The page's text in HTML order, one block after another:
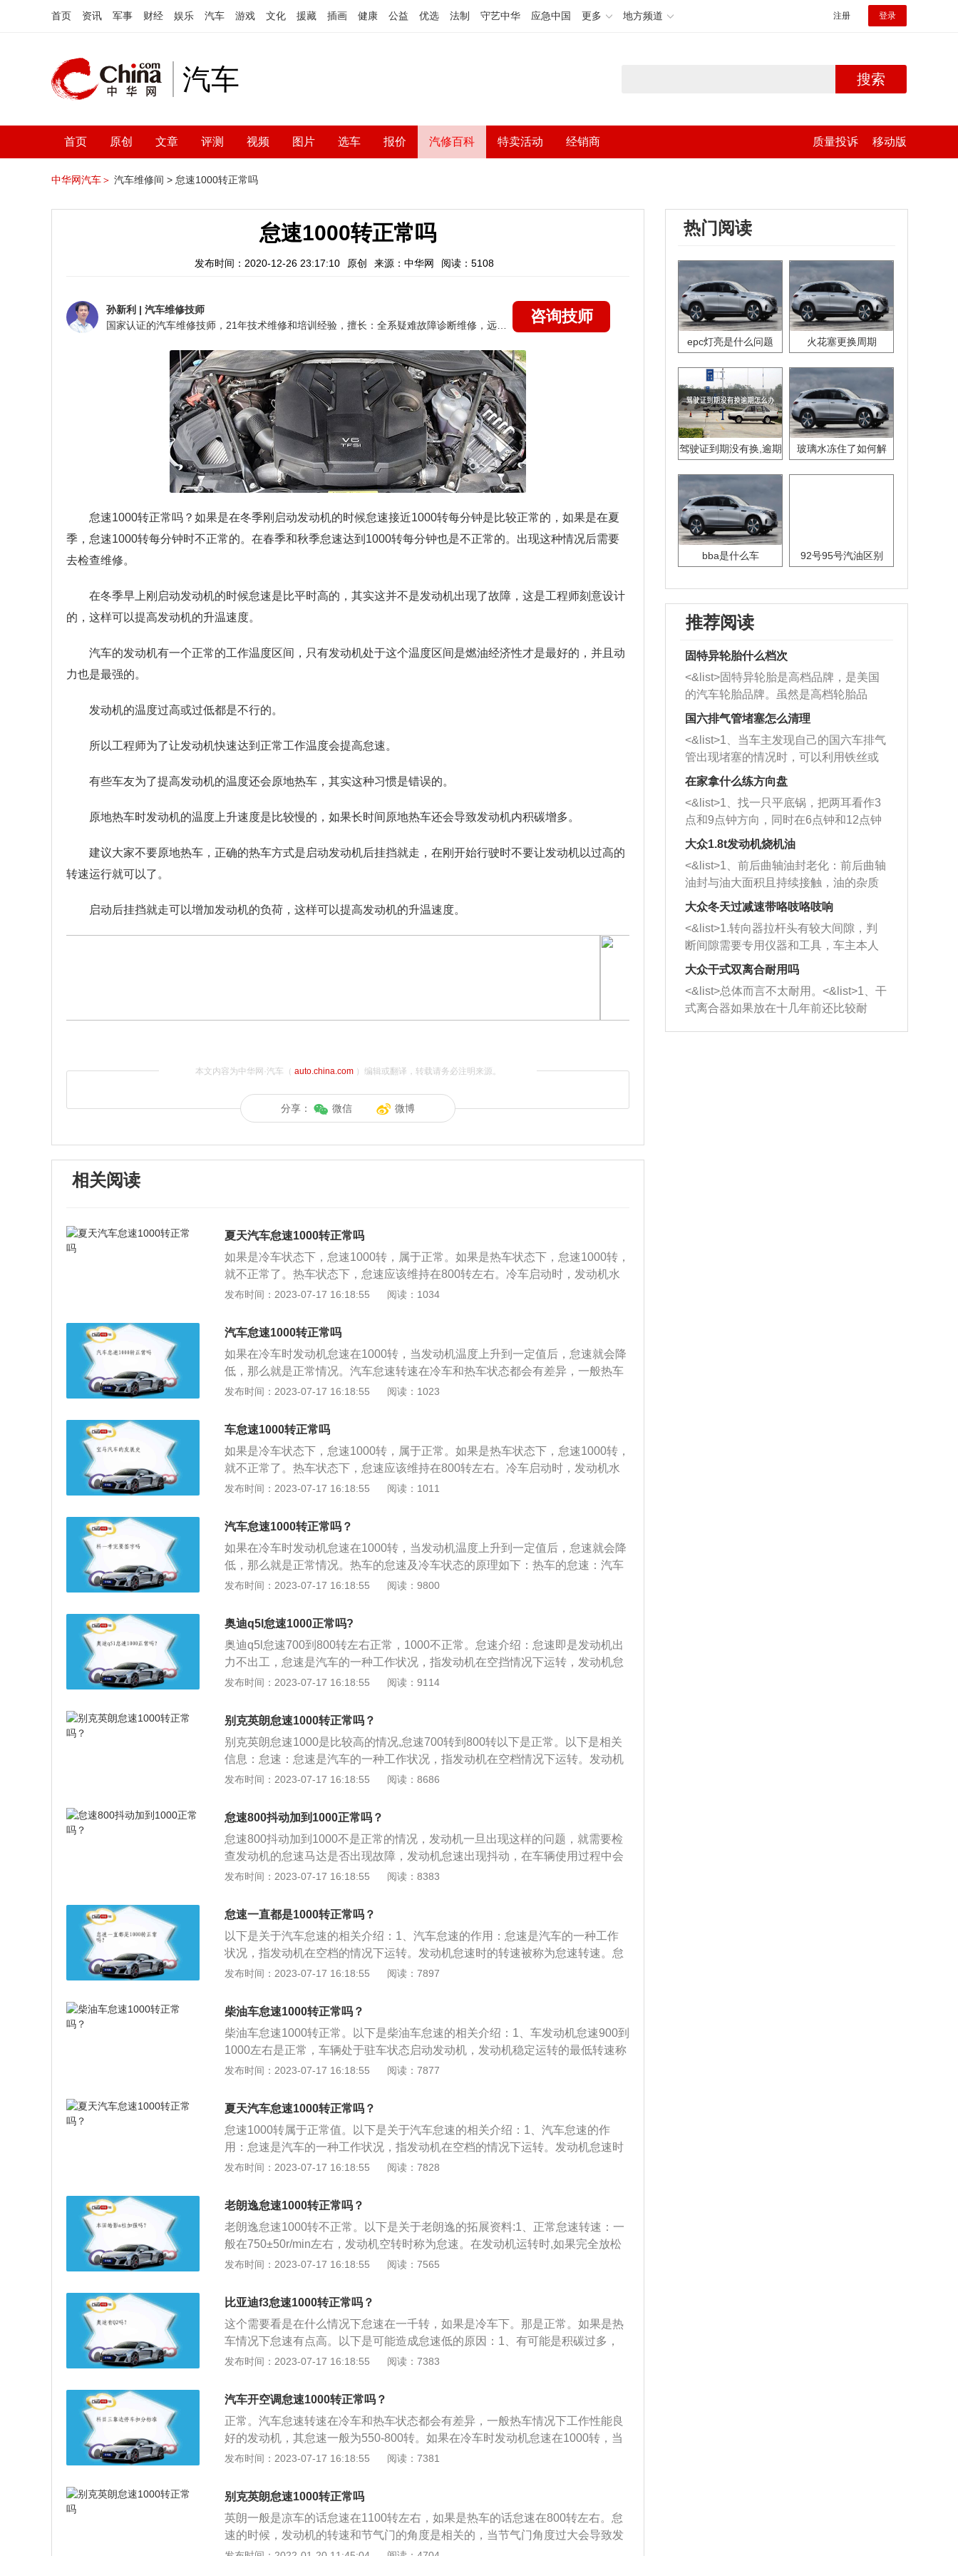
首页 资讯 军事 财经 娱乐 汽车 游戏 文化 援藏 插画 健康 公益 优选 法制 守艺中华 应急中国 更多 地方频道 注册 登录
汽车 搜索
首页 原创 文章 评测 视频 图片 选车 报价 汽修百科 特卖活动 经销商 质量投诉 移动版
中华网汽车＞ 汽车维修间 > 怠速1000转正常吗
怠速1000转正常吗
发布时间：2020-12-26 23:17:10 原创 来源：中华网 阅读：5108
孙新利 | 汽车维修技师
咨询技师
怠速1000转正常吗？ 如果是在冬季刚启动发动机的时候怠速接近1000转每分钟是比较正常的，如果是在夏
季，怠速1000转每分钟时不正常的。在春季和秋季怠速达到1000转每分钟也是不正常的。出现这种情况后需要
去检查维修。
在冬季早上刚启动发动机的时候怠速是比平时高的，其实这并不是发动机出现了故障，这是工程师刻意设计
的，这样可以提高发动机的升温速度。
汽车的发动机有一个正常的工作温度区间，只有发动机处于这个温度区间是燃油经济性才是最好的，并且动
力也是最强的。
发动机的温度过高或过低都是不行的。
所以工程师为了让发动机快速达到正常工作温度会提高怠速。
有些车友为了提高发动机的温度还会原地热车，其实这种习惯是错误的。
原地热车时发动机的温度上升速度是比较慢的，如果长时间原地热车还会导致发动机内积碳增多。
建议大家不要原地热车，正确的热车方式是启动发动机后挂挡就走，在刚开始行驶时不要让发动机以过高的
转速运行就可以了。
启动后挂挡就走可以增加发动机的负荷，这样可以提高发动机的升温速度。
本文内容为中华网·汽车（ auto.china.com）编辑或翻译，转载请务必注明来源。
分享： 微信 微博
相关阅读
夏天汽车怠速1000转正常吗
如果是冷车状态下，怠速1000转，属于正常。如果是热车状态下，怠速1000转，
就不正常了。热车状态下，怠速应该维持在800转左右。冷车启动时，发动机水
温达不到正常温度，行车电脑调节供给的混合气浓，加上机油偏少，达不到润滑
发动机的水温，让发动机快速进入适合的温度。所以会有转速高，声音大，或者
工作不稳定，尾气味道大等现象，这都属于正常现象。随着发动机温度逐步升
高，水温逐渐到达正常值，发动机才会慢慢达到正常的工作状态。如果热车状态
下，怠速依然高于1000转，那就是有问题了。最常见的是水温传感器有问题，再
一个就是节气门脏了或是节气门有积碳造成的。这种情况下需要清洗节气门。建
用走冤枉路。
发布时间：2023-07-17 16:18:55 阅读：1034
汽车怠速1000转正常吗
如果在冷车时发动机怠速在1000转，当发动机温度上升到一定值后，怠速就会降
低，那么就是正常情况。汽车怠速转速在冷车和热车状态都会有差异，一般热车
情况下工作性能良好的发动机，其怠速一般为550-800转。由于冷车状态下，汽
会自动多喷油，通过比正常怠速燃烧更多的燃油来快速提升发动机的水温，让发
动机快速进入适合的温度。主要表现为冷车时发动机怠速会比较高，一般在950-
1300转，当发动机温度上升到一定值后，怠速就会降低到正常值。注：汽车的怠
速是指一种工作状况。发动机空转时称为怠速，即汽车档位为空挡。发动机怠速
时的转速被称为怠速转速。怠速转速可以通过调整风门大小等来调整其高低。怠
动机就处于怠速状态。调整怠速时转速不能突高突低，否则会对发动机造成早期
磨损，最好到汽车维修部门进行调整
发布时间：2023-07-17 16:18:55 阅读：1023
车怠速1000转正常吗
如果是冷车状态下，怠速1000转，属于正常。如果是热车状态下，怠速1000转，
就不正常了。热车状态下，怠速应该维持在800转左右。冷车启动时，发动机水
温达不到正常温度，行车电脑调节供给的混合气浓，加上机油偏少，达不到润滑
发动机的水温，让发动机快速进入适合的温度。所以会有转速高声音大或者工作
不稳定，尾气味道大等现象，这都属于正常现象。随着发动机温度逐步升高，水
温逐渐到达正常值，发动机才会慢慢达到正常的工作状态。发动机空转时称为怠
速，在发动机运转时完全放松油门踏板，这时发动机就处于怠速状态。调整怠速
时转速不能突高突低，否则会对发动机造成早期磨损。如果热车状态下，怠速依
气门脏了或是节气门有积碳造成的。这种情况下需要清洗节气门。建议去4S店或
是专业的汽修厂，让技师进行检查，确定问题了再对症修复。
发布时间：2023-07-17 16:18:55 阅读：1011
汽车怠速1000转正常吗？
如果在冷车时发动机怠速在1000转，当发动机温度上升到一定值后，怠速就会降
低，那么就是正常情况。热车的怠速及冷车状态的原理如下：热车的怠速：汽车
怠速转速在冷车和热车状态都会有差异，一般热车情况下工作性能良好的发动
需要让发动机尽快进入正常的工作环境，所以冷车启动时，发动机电脑会自动多
喷油，通过比正常怠速燃烧更多的燃油来快速提升发动机的水温，让发动机快速
进入适合的温度。主要表现为冷车时发动机怠速会比较高，一般在950-1300转，
当发动机温度上升到一定值后，怠速就会降低到正常值。
发布时间：2023-07-17 16:18:55 阅读：9800
奥迪q5l怠速1000正常吗?
奥迪q5l怠速700到800转左右正常，1000不正常。怠速介绍：怠速即是发动机出
力不出工，怠速是汽车的一种工作状况，指发动机在空挡情况下运转，发动机怠
速时的转速被称为怠速转速，怠速转速可以通过调整风门大小等来调整其高低。
速称为驻车怠速，发动机由冷车怠速状态向发动机达到正常工作温度的怠速状态
转变的过程称为暖车或热车。行车怠速，汽车挂挡过程中，不踩油门踏板或行驶
中把油门踏板松开，保持节气门的最小开度，此时发动机转速和驻车怠速一致的
状态，称其为行车怠速。
发布时间：2023-07-17 16:18:55 阅读：9114
别克英朗怠速1000转正常吗？
别克英朗怠速1000是比较高的情况,怠速700转到800转以下是正常。以下是相关
信息：怠速：怠速是汽车的一种工作状况，指发动机在空档情况下运转。发动机
怠速时的转速被称为怠速转速。怠速转速可以通过调整风门大小等来调整其高
美技术推出的最新高端中级车。英朗是上汽通用汽车公司推出的精品中级车。
发布时间：2023-07-17 16:18:55 阅读：8686
怠速800抖动加到1000正常吗？
怠速800抖动加到1000不是正常的情况，发动机一旦出现这样的问题，就需要检
查发动机的怠速马达是否出现故障，发动机怠速出现抖动，在车辆使用过程中会
导致油耗增加，车辆加速不顺畅，发动机内部存在积碳。以下是对其的扩展介
内部积碳增多，车辆在行驶的时候动力有所减弱，车辆正常怠速运转时间是3-5分
钟，如果超出这个时间，就需要将车辆关闭。
发布时间：2023-07-17 16:18:55 阅读：8383
怠速一直都是1000转正常吗？
以下是关于汽车怠速的相关介绍：1、汽车怠速的作用：怠速是汽车的一种工作
状况，指发动机在空档的情况下运转。发动机怠速时的转速被称为怠速转速。怠
速转速可以通过调整风门大小等来调整其高低。怠速即是发动机“出力不出工”。
速不稳的原因：直接原因，指机械零件脏污、磨损、安装不正确等，导致汽缸功
率的变化，从而造成各汽缸功率不平衡，致使发动机出现怠速不稳；间接原因，
指发动机电控系统不正常，导致混合气燃烧不良，造成各汽缸功率难以平衡，使
发动机出现怠速不稳。
发布时间：2023-07-17 16:18:55 阅读：7897
柴油车怠速1000转正常吗？
柴油车怠速1000转正常。以下是柴油车怠速的相关介绍：1、车发动机怠速900到
1000左右是正常，车辆处于驻车状态启动发动机，发动机稳定运转的最低转速称
为驻车怠速（发动机由冷车怠速状态向发动机达到正常工作温度的怠速状态转变
供油量等来调整其高低。一般来讲，怠速转速以发动机在怠速范围内不抖动且加
速性能良好时的最低转速为最佳。
发布时间：2023-07-17 16:18:55 阅读：7877
夏天汽车怠速1000转正常吗？
怠速1000转属于正常值。以下是关于汽车怠速的相关介绍：1、汽车怠速的作
用：怠速是汽车的一种工作状况，指发动机在空档的情况下运转。发动机怠速时
的转速被称为怠速转速。怠速转速可以通过调整风门大小等来调整其高低。怠速
机就处于怠速状态。2、怠速不稳的原因：直接原因，指机械零件脏污、磨损、
安装不正确等，导致汽缸功率的变化，从而造成各汽缸功率不平衡，致使发动机
出现怠速不稳；间接原因，指发动机电控系统不正常，导致混合气燃烧不良，造
成各汽缸功率难以平衡，使发动机出现怠速不稳。
发布时间：2023-07-17 16:18:55 阅读：7828
老朗逸怠速1000转正常吗？
老朗逸怠速1000转不正常。以下是关于老朗逸的拓展资料:1、正常怠速转速：一
般在750±50r/min左右，发动机空转时称为怠速。在发动机运转时,如果完全放松
油门踏板,这时发动机就处于怠速状态；发动机怠速时的转速被称为怠速转速；怠
汽大众集团2018年4月发布的的一款搭载1.2T/1.4T/1.5L三款发动机，5速手动、6
速手自一体和7速双离合变速箱的4门5座、前置前驱的三厢紧凑型汽车。朗逸Plu
s的车头造型酷似Arteon，横向的格栅与大灯连为一体，格栅上方还有贯穿式的镀
铬条，前大灯造型更加精致，高配车型会采用LED近光和远光灯，辅以LED光带
式日间行车灯。
发布时间：2023-07-17 16:18:55 阅读：7565
比亚迪f3怠速1000转正常吗？
这个需要看是在什么情况下怠速在一千转，如果是冷车下。那是正常。如果是热
车情况下怠速有点高。以下是可能造成怠速低的原因：1、有可能是积碳过多，
清洗一下怠速马达和节气门。2、进气系统有真空泄漏；燃油压力过低造成雾化
碳过多。3、只有因为混合气过浓造成。分析原因可能是发动机混合气过浓导致
燃烧不充分。可能因为节气门或喷油嘴脏污导致的关闭不严造成；还有可能是空
气滤清器过脏造成真空度过高从而造成油多气少的现象、火花塞工作不良、高压
点火系统有火弱的故障等。
发布时间：2023-07-17 16:18:55 阅读：7383
汽车开空调怠速1000转正常吗？
正常。汽车怠速转速在冷车和热车状态都会有差异，一般热车情况下工作性能良
好的发动机，其怠速一般为550-800转。如果在冷车时发动机怠速在1000转，当
发动机温度上升到一定值后，怠速就会降低，那么就是正常情况。关于怠速的相
运转。发动机怠速时的转速被称为怠速转速。怠速转速可以通过调整风门大小等
来调整其高低。怠速即是发动机“出力不出工”。2、行车怠速：汽车挂档过程中，
不踩油门踏板或行驶中把油门踏板松开，保持节气门的最小开度，此时发动机转
速和驻车怠速一致的状态，称其为行车怠速。
发布时间：2023-07-17 16:18:55 阅读：7381
别克英朗怠速1000转正常吗
英朗一般是凉车的话怠速在1100转左右，如果是热车的话怠速在800转左右。怠
速的时候，发动机的转速和节气门的角度是相关的，当节气门角度过大会导致发
动机转速过快，角度过小会导致发动机抖动，甚至熄火。汽车的正常怠速是指车
热门阅读
epc灯亮是什么问题 火花塞更换周期
驾驶证到期没有换,逾期
玻璃水冻住了如何解
bba是什么车 92号95号汽油区别
推荐阅读
固特异轮胎什么档次
<&list>固特异轮胎是高档品牌，是美国
的汽车轮胎品牌。虽然是高档轮胎品
牌，但是中高低端的轮胎都有生产，这
也是为了更好的开拓市场。
国六排气管堵塞怎么清理
<&list>1、当车主发现自己的国六车排气
管出现堵塞的情况时，可以利用铁丝或
者是细棍，直接将杂物给取出来，如果
堵塞情况比较严重，也可以采取应急措
施。 <&list>2、直接利用木棍将所有的
杂物推到排气管里面的位置处，然后将
三元催化器拆解开，就可以将堵塞的东
西取出来。但如果是因为积碳过多引起
的堵塞，就需要将三元催化器泡在草酸
洗剂对堵塞的情况得到解决，将清洗剂
放在燃油箱中，与燃油混合后，车辆启
动时，就可以和汽油一起进入到燃烧
室，最后形成废气排出，就可以让三元
催化器得到清洗，排气管堵塞的情况就
能够得到解决。
在家拿什么练方向盘
<&list>1、找一只平底锅，把两耳看作3
点和9点钟方向，同时在6点钟和12点钟
方向做一个标记。 <&list>2、双手握住
一圈半的练习，往右同样也要打相同的
圈数。 <&list>3、最后强调要反复练
习，这样就可以形成肌肉记忆，在真实
驾驶车辆时，不需要记忆也能打好方
向。
大众1.8t发动机烧机油
<&list>1、前后曲轴油封老化：前后曲轴
油封与油大面积且持续接触，油的杂质
和发动机内持续温度变化使其密封效果
逐渐减弱，导致渗油或漏油。<&list>2、
活塞间隙过大：积碳会使活塞环与缸体
的间隙扩大，导致机油流入燃烧室中，
造成烧机油。<&list>3、机油粘度。使用
机油粘度过小的话，同样会有烧机油现
象，机油粘度过小具有很好的流动性，
大众冬天过减速带咯吱咯吱响
<&list>1.转向器拉杆头有较大间隙，判
断间隙需要专用仪器和工具，车主本人
无法制作，需要将车辆送到修理厂或4s
店；<&list>2.车辆半轴套管防尘罩破
裂，破裂后会出现漏油现象，使半轴磨
损严重，磨损的半轴容易损坏，产生异
响；<&list>3.稳定器的转向胶套和球头
大众干式双离合耐用吗
<&list>总体而言不太耐用。<&list>1、干
式离合器如果放在十几年前还比较耐